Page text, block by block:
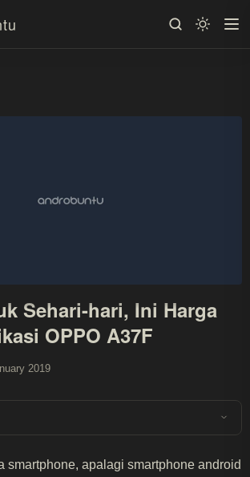
Sehari-hari, Ini Harga
OPPO A37F
2019
smartphone, apalagi smartphone android